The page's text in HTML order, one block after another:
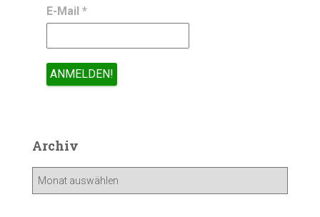
E-Mail *
Archiv